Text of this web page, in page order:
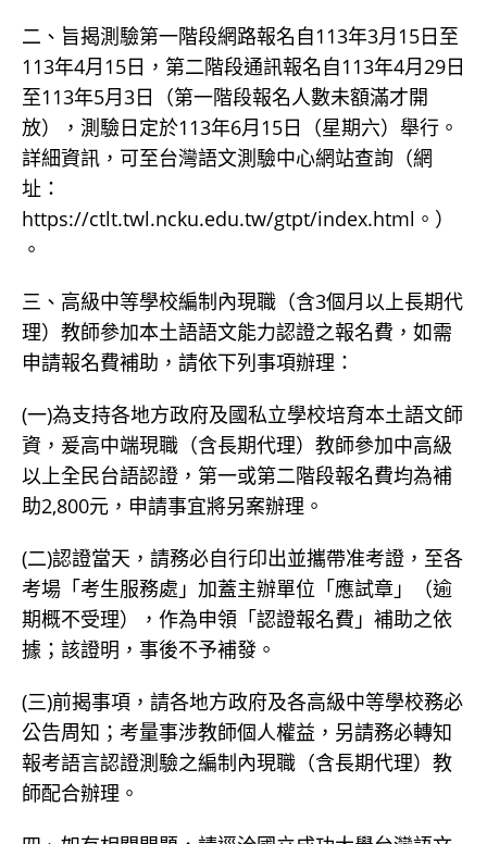
二、旨揭測驗第一階段網路報名自113年3月15日至
113年4月15日，第二階段通訊報名自113年4月29日
至113年5月3日（第一階段報名人數未額滿才開
放），測驗日定於113年6月15日（星期六）舉行。
詳細資訊，可至台灣語文測驗中心網站查詢（網
址：
https://ctlt.twl.ncku.edu.tw/gtpt/index.html。）
。
三、高級中等學校編制內現職（含3個月以上長期代
理）教師參加本土語語文能力認證之報名費，如需
申請報名費補助，請依下列事項辦理：
(一)為支持各地方政府及國私立學校培育本土語文師
資，爰高中端現職（含長期代理）教師參加中高級
以上全民台語認證，第一或第二階段報名費均為補
助2,800元，申請事宜將另案辦理。
(二)認證當天，請務必自行印出並攜帶准考證，至各
考場「考生服務處」加蓋主辦單位「應試章」（逾
期概不受理），作為申領「認證報名費」補助之依
據；該證明，事後不予補發。
(三)前揭事項，請各地方政府及各高級中等學校務必
公告周知；考量事涉教師個人權益，另請務必轉知
報考語言認證測驗之編制內現職（含長期代理）教
師配合辦理。